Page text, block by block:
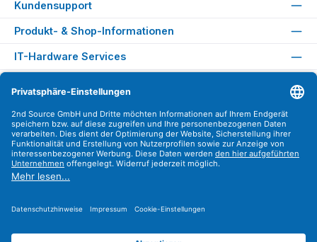
Kundensupport
Produkt- & Shop-Informationen
IT-Hardware Services
Versandarten
Zahlungsarten
Sicher Einkaufen
Find us on